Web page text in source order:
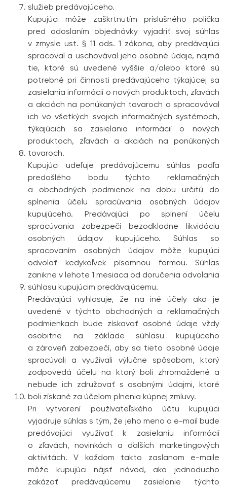
služieb predávajúceho.
Kupujúci môže zaškrtnutím príslušného políčka
pred odoslaním objednávky vyjadriť svoj súhlas
v zmysle ust. § 11 ods. 1 zákona, aby predávajúci
spracoval a uschovával jeho osobné údaje, najmä
tie, ktoré sú uvedené vyššie a/alebo ktoré sú
potrebné pri činnosti predávajúceho týkajúcej sa
zasielania informácií o nových produktoch, zľavách
a akciách na ponúkaných tovaroch a spracovával
ich vo všetkých svojich informačných systémoch,
týkajúcich sa zasielania informácií o nových
produktoch, zľavách a akciách na ponúkaných
tovaroch.
Kupujúci udeľuje predávajúcemu súhlas podľa
predošlého bodu týchto reklamačných
a obchodných podmienok na dobu určitú do
splnenia účelu spracúvania osobných údajov
kupujúceho. Predávajúci po splnení účelu
spracúvania zabezpečí bezodkladne likvidáciu
osobných údajov kupujúceho. Súhlas so
spracovaním osobných údajov môže kupujúci
odvolať kedykoľvek písomnou formou. Súhlas
zanikne v lehote 1 mesiaca od doručenia odvolania
súhlasu kupujúcim predávajúcemu.
Predávajúci vyhlasuje, že na iné účely ako je
uvedené v týchto obchodných a reklamačných
podmienkach bude získavať osobné údaje vždy
osobitne na základe súhlasu kupujúceho
a zároveň zabezpečí, aby sa tieto osobné údaje
spracúvali a využívali výlučne spôsobom, ktorý
zodpovedá účelu na ktorý boli zhromaždené a
nebude ich združovať s osobnými údajmi, ktoré
boli získané za účelom plnenia kúpnej zmluvy.
Pri vytvorení používateľského účtu kupujúci
vyjadruje súhlas s tým, že jeho meno a e-mail bude
predávajúci využívať k zasielaniu informácií
o zľavách, novinkách a ďalších marketingových
aktivitách. V každom takto zaslanom e-maile
môže kupujúci nájsť návod, ako jednoducho
zakázať predávajúcemu zasielanie týchto